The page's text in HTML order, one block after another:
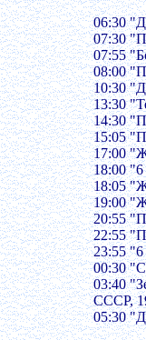
06:30
07:30
07:55
08:00
10:30
13:30
14:30
15:05
17:00
18:00
18:05
19:00
20:55
22:55
23:55
00:30
03:40
СССР,
05:30